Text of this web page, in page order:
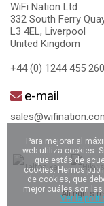
WiFi Nation Ltd
332 South Ferry
L3 4EL, Liverpool
United Kingdom
+44 (0) 1244 455 260
e-mail
All rights
Para mejorar al
web utiliza cookies.
que estás de
cookies. Hemos
de cookies, que
mejor cuáles son
Ver la